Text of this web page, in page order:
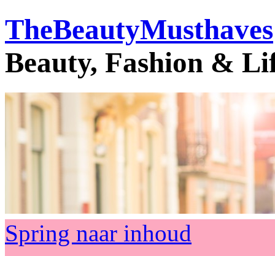
TheBeautyMusthaves
Beauty, Fashion &
Spring naar inhoud